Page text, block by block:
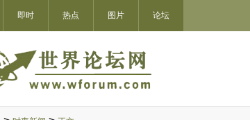
即时 热点 图片 论坛